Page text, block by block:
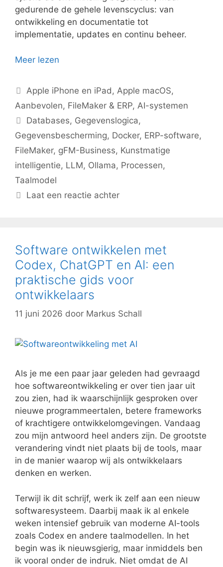
gedurende de gehele levenscyclus: van
ontwikkeling en documentatie tot
implementatie, updates en continu beheer.
Meer lezen
Categorieën
Apple iPhone en iPad , Apple macOS,
Aanbevolen, FileMaker & ERP, AI-systemen
Tags
Databases, Gegevenslogica,
Gegevensbescherming, Docker, ERP-software,
FileMaker, gFM-Business, Kunstmatige
intelligentie, LLM, Ollama, Processen,
Taalmodel
Laat een reactie achter
Software ontwikkelen met
Codex, ChatGPT en AI: een
praktische gids voor
ontwikkelaars
11 juni 2026 door Markus Schall
Als je me een paar jaar geleden had gevraagd
hoe softwareontwikkeling er over tien jaar uit
zou zien, had ik waarschijnlijk gesproken over
nieuwe programmeertalen, betere frameworks
of krachtigere ontwikkelomgevingen. Vandaag
zou mijn antwoord heel anders zijn. De grootste
verandering vindt niet plaats bij de tools, maar
in de manier waarop wij als ontwikkelaars
denken en werken.
Terwijl ik dit schrijf, werk ik zelf aan een nieuw
softwaresysteem. Daarbij maak ik al enkele
weken intensief gebruik van moderne AI-tools
zoals Codex en andere taalmodellen. In het
begin was ik nieuwsgierig, maar inmiddels ben
ik vooral onder de indruk. Niet omdat de AI